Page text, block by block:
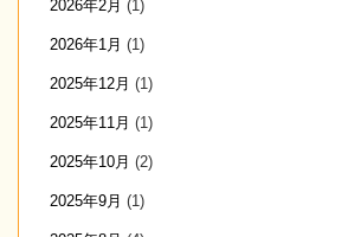
2026年2月 (1)
2026年1月 (1)
2025年12月 (1)
2025年11月 (1)
2025年10月 (2)
2025年9月 (1)